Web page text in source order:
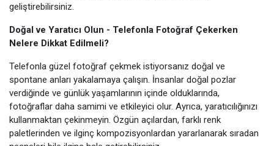
geliştirebilirsiniz.
Doğal ve Yaratıcı Olun - Telefonla Fotoğraf Çekerken
Nelere Dikkat Edilmeli?
Telefonla güzel fotoğraf çekmek istiyorsanız doğal ve
spontane anları yakalamaya çalışın. İnsanlar doğal pozlar
verdiğinde ve günlük yaşamlarının içinde olduklarında,
fotoğraflar daha samimi ve etkileyici olur. Ayrıca, yaratıcılığınızı
kullanmaktan çekinmeyin. Özgün açılardan, farklı renk
paletlerinden ve ilginç kompozisyonlardan yararlanarak sıradan